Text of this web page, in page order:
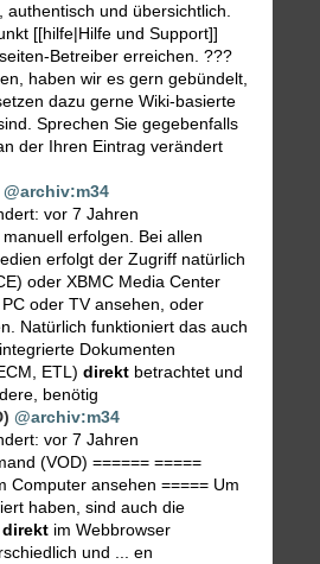
authentisch und übersichtlich.
[[hilfe|Hilfe und Support]]
Betreiber erreichen. ???
haben wir es gern gebündelt,
dazu gerne Wiki-basierte
Sprechen Sie gegebenfalls
der Ihren Eintrag verändert
@archiv:m34
vor 7 Jahren
erfolgen. Bei allen
erfolgt der Zugriff natürlich
oder XBMC Media Center
oder TV ansehen, oder
Natürlich funktioniert das auch
Dokumenten
ETL) direkt betrachtet und
benötig
@archiv:m34
vor 7 Jahren
(VOD) ====== =====
Computer ansehen ===== Um
haben, sind auch die
direkt im Webbrowser
und ... en